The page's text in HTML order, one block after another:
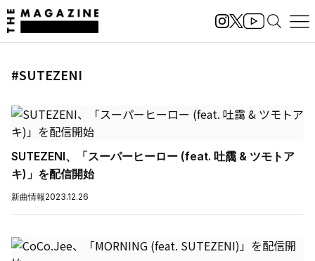
#SUTEZENI
SUTEZENI、「スーパーヒーロー (feat. 吐靄 & ツモトア
キ)」を配信開始
新曲情報2023.12.26